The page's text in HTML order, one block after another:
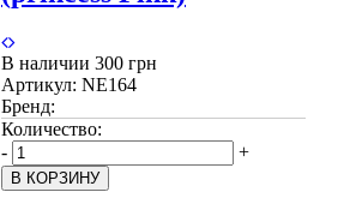
В наличии 300 грн
Артикул: NE164
Бренд:
Количество:
-
+